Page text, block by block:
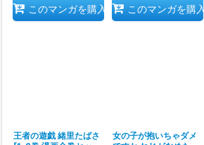
このマンガを購入 このマンガを購入
王者の遊戯 緒里たばさ
女の子が抱いちゃダメ